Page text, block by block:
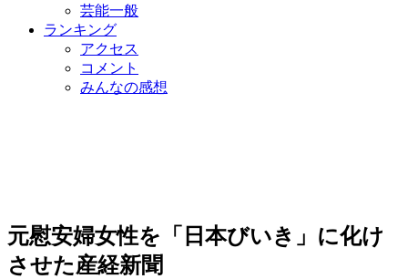
芸能一般
ランキング
アクセス
コメント
みんなの感想
元慰安婦女性を「日本びいき」に化け
させた産経新聞